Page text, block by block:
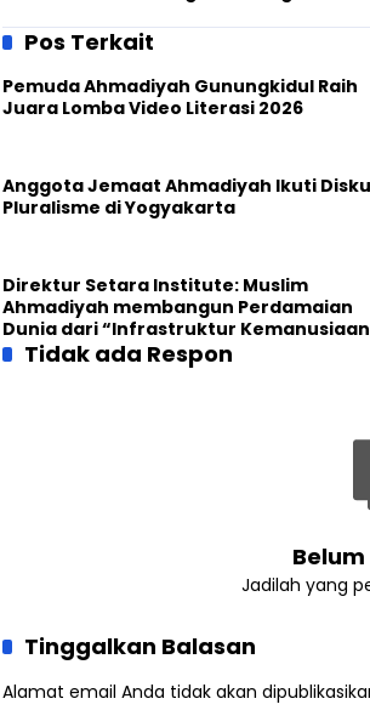
Pos Terkait
Pemuda Ahmadiyah Gunungkidul Raih
Juara Lomba Video Literasi 2026
Anggota Jemaat Ahmadiyah Ikuti
Pluralisme di Yogyakarta
Direktur Setara Institute: Muslim
Ahmadiyah membangun Perdamaian
Dunia dari “Infrastruktur
Tidak ada Respon
Jadilah yang
Tinggalkan Balasan
Alamat email Anda tidak akan